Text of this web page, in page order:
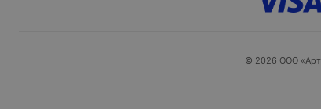
© 2026 ООО